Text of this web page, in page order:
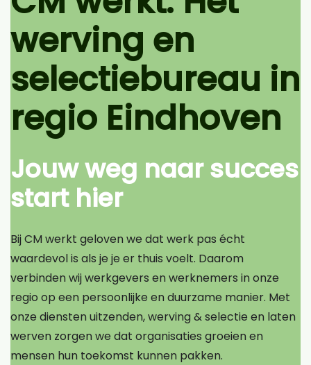
werving en
selectiebureau in
regio Eindhoven
Jouw weg naar succes
start hier
Bij CM werkt geloven we dat werk pas écht
waardevol is als je je er thuis voelt. Daarom
verbinden wij werkgevers en werknemers in onze
regio op een persoonlijke en duurzame manier. Met
onze diensten uitzenden, werving & selectie en laten
werven zorgen we dat organisaties groeien en
mensen hun toekomst kunnen pakken.